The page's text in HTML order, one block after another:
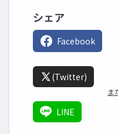
シェア
Facebook
(Twitter)
ま
LINE